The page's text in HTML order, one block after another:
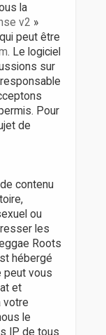
la
v2 »
peut être
. Le logiciel
sur
Pour
de
contenu
ou
les
Roots
hébergé
peut vous
et
votre
le
IP de tous